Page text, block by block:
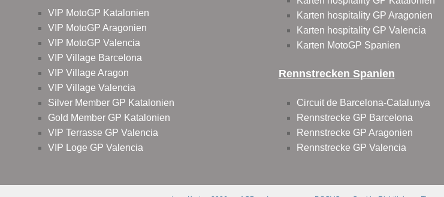
VIP MotoGP Katalonien
VIP MotoGP Aragonien
VIP MotoGP Valencia
VIP Village Barcelona
VIP Village Aragon
VIP Village Valencia
Silver Member GP Katalonien
Gold Member GP Katalonien
VIP Terrasse GP Valencia
VIP Loge GP Valencia
Karten hospitality GP Aragonien
Karten hospitality GP Valencia
Karten MotoGP Spanien
Rennstrecken Spanien
Circuit de Barcelona-Catalunya
Rennstrecke GP Barcelona
Rennstrecke GP Aragonien
Rennstrecke GP Valencia